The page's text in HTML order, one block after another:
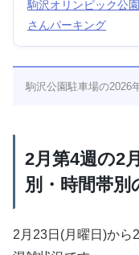
駒沢オリンピック公
さんパーキング
駒沢公園駐車場の2026
2月第4週の2
別・時間帯別
2月23日(月曜日)から